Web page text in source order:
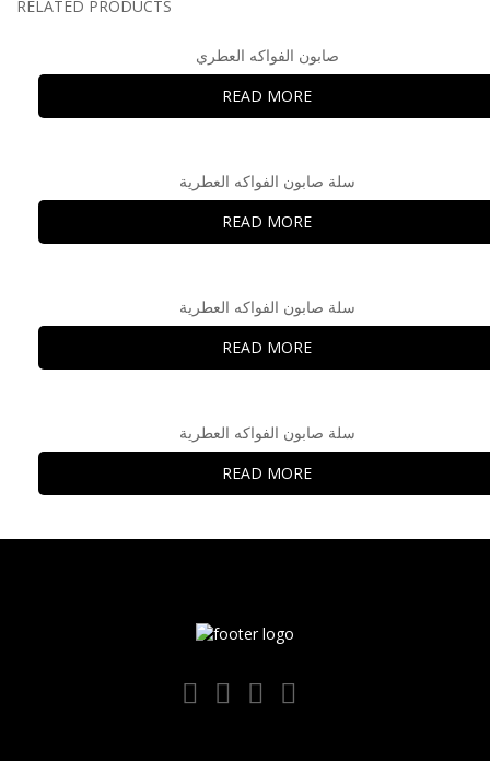
RELATED PRODUCTS
صابون الفواكه العطري
READ MORE
سلة صابون الفواكه العطرية
READ MORE
سلة صابون الفواكه العطرية
READ MORE
سلة صابون الفواكه العطرية
READ MORE